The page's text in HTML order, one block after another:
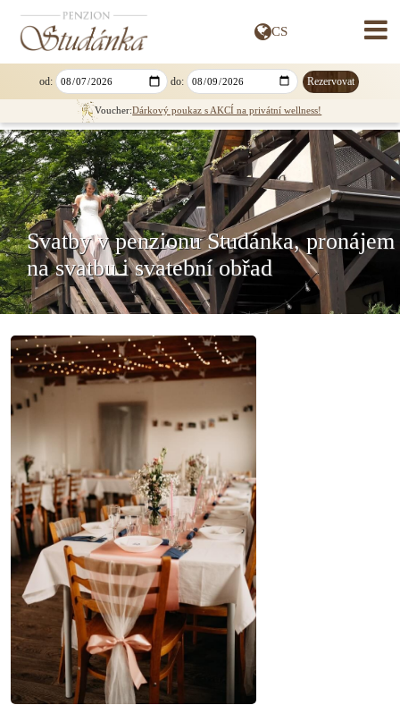
CS
» ENGLISH
» SLOVENSKY
» POLSKI
od: do:
Voucher:Dárkový poukaz s AKCÍ na privátní wellness!
Svatby v penzionu Studánka, pronájem
na svatbu i svatební obřad